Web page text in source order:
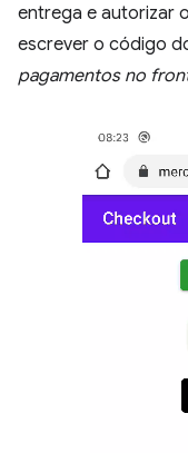
entrega e autorizar
escrever o código
pagamentos no